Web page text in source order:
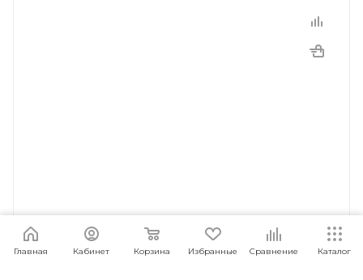
Главная Кабинет Корзина Избранные Сравнение Каталог